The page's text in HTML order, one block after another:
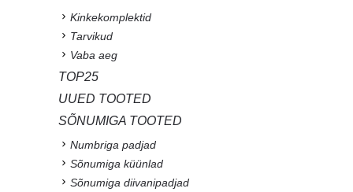
Kinkekomplektid
Tarvikud
Vaba aeg
TOP25
UUED TOOTED
SÕNUMIGA TOOTED
Numbriga padjad
Sõnumiga küünlad
Sõnumiga diivanipadjad